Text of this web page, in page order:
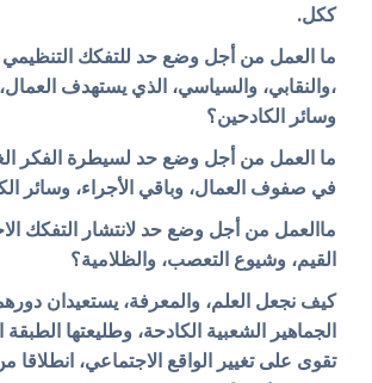
ككل.
ما العمل من أجل وضع حد للتفكك
،والنقابي، والسياسي، الذي يستهدف العمال،
وسائر الكادحين؟
ما العمل من أجل وضع حد لسيطرة الفكر
في صفوف العمال، وباقي الأجراء، وسائر
ماالعمل من أجل وضع حد لانتشار التفكك
القيم، وشيوع التعصب، والظلامية؟
كيف نجعل العلم، والمعرفة، يستعيدان
الجماهير الشعبية الكادحة، وطليعتها الطبقة
تقوى على تغيير الواقع الاجتماعي، انطلاقا